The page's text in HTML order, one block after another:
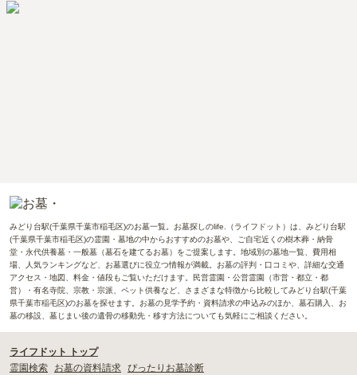
みどり台駅(千葉県千葉市稲毛区)のお墓一覧。お墓探しのlife.（ライフドット）は、みどり台駅
(千葉県千葉市稲毛区)の霊園・墓地の中からおすすめのお墓や、ご自宅近くの樹木葬・納骨
堂・永代供養墓・一般墓（墓石を建てるお墓）をご提案します。地域別の墓地一覧、費用相
場、人気ランキングなど、お墓選びに役立つ情報が満載。お墓の評判・口コミや、詳細な交通
アクセス・地図、料金・値段もご覧いただけます。民営霊園・公営霊園（市営・都立・都
営）・有名寺院、宗教・宗派、ペット供養など、さまざまな特徴から比較してみどり台駅(千葉
県千葉市稲毛区)のお墓を探せます。お墓の見学予約・資料請求の申込みのほか、墓石購入、お
墓の移設、墓じまい後の遺骨の移動先・移す方法についても気軽にご相談ください。
ライフドット トップ
霊園検索
お墓の資料請求 ぴったりお墓診断